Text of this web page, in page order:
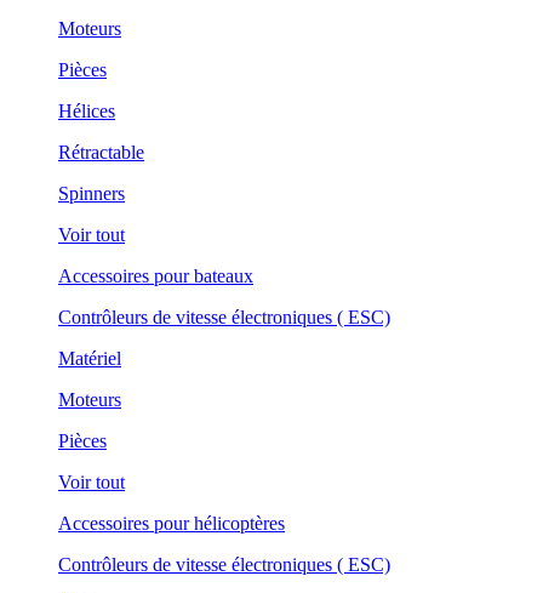
Moteurs
Pièces
Hélices
Rétractable
Spinners
Voir tout
Accessoires pour bateaux
Contrôleurs de vitesse électroniques ( ESC)
Matériel
Moteurs
Pièces
Voir tout
Accessoires pour hélicoptères
Contrôleurs de vitesse électroniques ( ESC)